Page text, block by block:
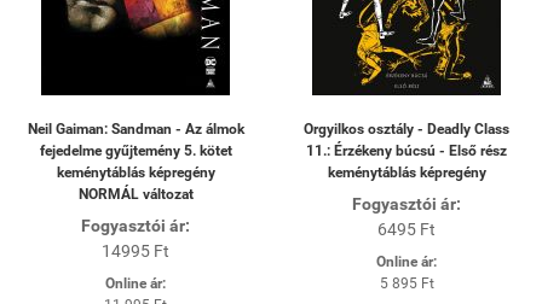
Neil Gaiman: Sandman - Az álmok
fejedelme gyűjtemény 5. kötet
keménytáblás képregény
NORMÁL változat
Fogyasztói ár:
14995 Ft
Online ár:
Orgyilkos osztály - Deadly Class
11.: Érzékeny búcsú - Első rész
keménytáblás képregény
Fogyasztói ár:
6495 Ft
Online ár:
5 895 Ft